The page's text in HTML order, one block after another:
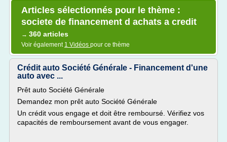
Articles sélectionnés pour le thème :
societe de financement d achats a credit
→ 360 articles
Voir également 1 Vidéos pour ce thème
Crédit auto Société Générale - Financement d'une
auto avec ...
Prêt auto Société Générale
Demandez mon prêt auto Société Générale
Un crédit vous engage et doit être remboursé. Vérifiez vos
capacités de remboursement avant de vous engager.